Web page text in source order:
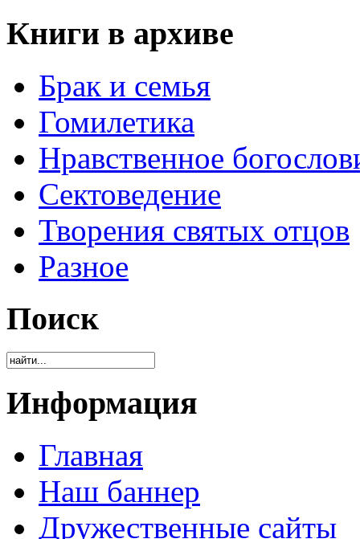
Книги в архиве
Брак и семья
Гомилетика
Нравственное
Сектоведение
Творения святых отцов
Разное
Поиск
Информация
Главная
Наш баннер
Дружественные сайты